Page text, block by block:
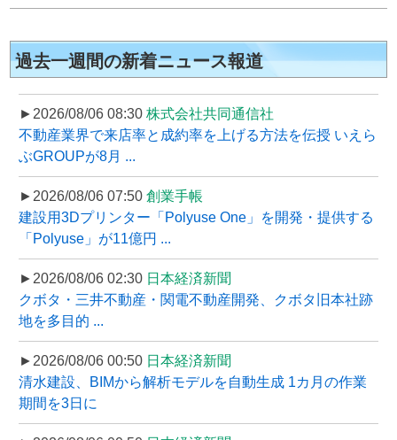
過去一週間の新着ニュース報道
►2026/08/06 08:30 株式会社共同通信社
不動産業界で来店率と成約率を上げる方法を伝授 いえら
ぶGROUPが8月 ...
►2026/08/06 07:50 創業手帳
建設用3Dプリンター「Polyuse One」を開発・提供する
「Polyuse」が11億円 ...
►2026/08/06 02:30 日本経済新聞
クボタ・三井不動産・関電不動産開発、クボタ旧本社跡
地を多目的 ...
►2026/08/06 00:50 日本経済新聞
清水建設、BIMから解析モデルを自動生成 1カ月の作業
期間を3日に